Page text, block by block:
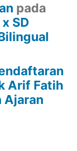
pada
SD
Arif Fatih
Ajaran